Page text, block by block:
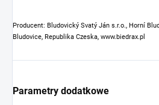
Producent: Bludovický Svatý Ján s.r.o., Horní
Bludovice, Republika Czeska, www.biedrax.pl
Parametry dodatkowe